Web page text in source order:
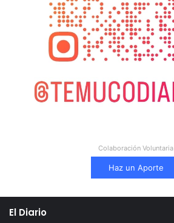
Colaboración Voluntaria
Haz un Aporte
El Diario